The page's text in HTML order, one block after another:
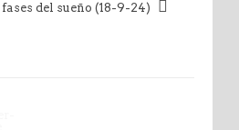
del sueño (18-9-24)